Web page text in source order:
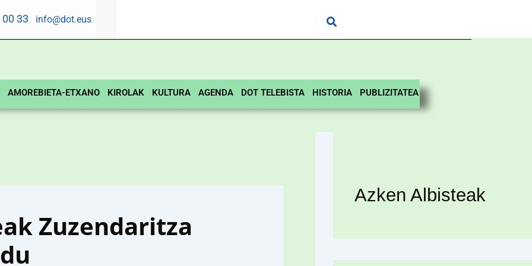
00 33 info@dot.eus
AMOREBIETA-ETXANO KIROLAK KULTURA AGENDA DOT TELEBISTA HISTORIA PUBLIZITATEA
Zuzendaritza
Azken Albisteak